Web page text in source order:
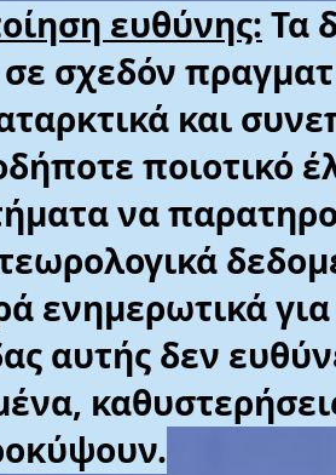
ευθύνης: Τα
σε σχεδόν
και
ποιοτικό
να
ενημερωτικά
αυτής δεν